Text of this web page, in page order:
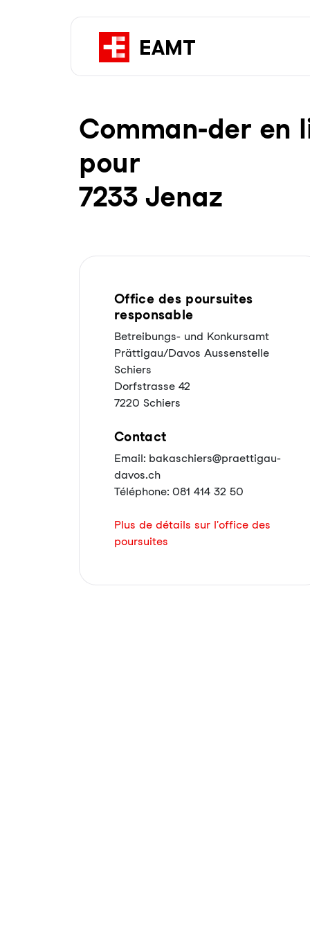
Com­man-der en
pour
7233 Jenaz
Office des poursuites
responsable
Betreibungs- und Konkursamt
Prättigau/Davos Aussenstelle
Schiers
Dorfstrasse 42
7220 Schiers
Contact
Email: bakaschiers@praettigau-
davos.ch
Téléphone: 081 414 32 50
Plus de détails sur l'office des
poursuites